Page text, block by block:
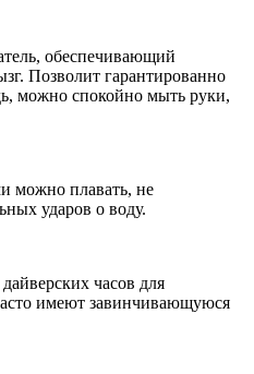
обеспечивающий
Позволит гарантированно
можно спокойно мыть руки,
можно плавать, не
ударов о воду.
дайверских часов для
имеют завинчивающуюся